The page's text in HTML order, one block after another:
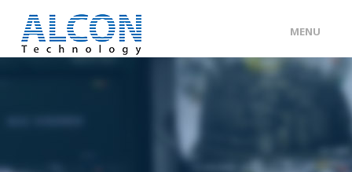
MENU
ENG / 中文